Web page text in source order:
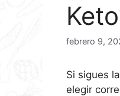
febrero 9,
Si sigues la
elegir